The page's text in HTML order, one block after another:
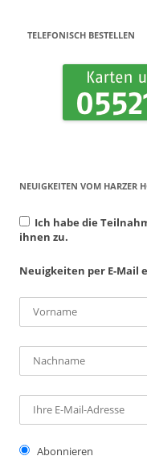
TELEFONISCH BESTELLEN
NEUIGKEITEN VOM HARZER
Ich habe die
ihnen zu.
Neuigkeiten per E-Mail
Abonnieren